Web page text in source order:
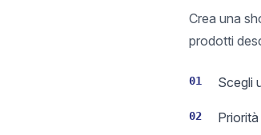
Crea una
prodotti
01 Scegli
02